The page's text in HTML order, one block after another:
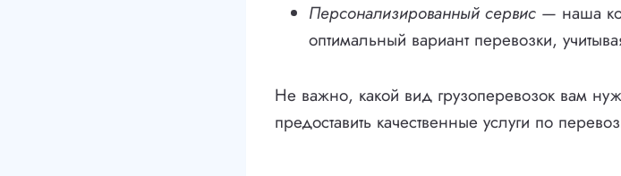
Персонализированный сервис — наша
оптимальный вариант перевозки,
Не важно, какой вид грузоперевозок вам
предоставить качественные услуги по